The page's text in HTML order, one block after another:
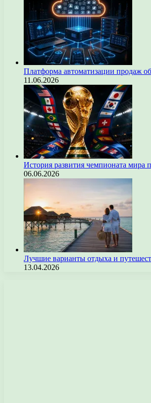
Платформа автоматизации продаж
11.06.2026
История развития чемпионата мира
06.06.2026
Лучшие варианты отдыха и
13.04.2026